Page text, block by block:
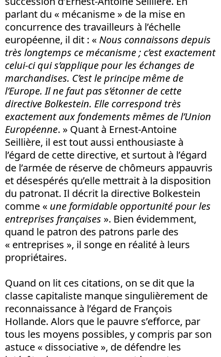
parlant du « mécanisme » de la mise en
concurrence des travailleurs à l’échelle
européenne, il dit : «Nous connaissons depuis
très longtemps ce mécanisme ; c’est exactement
celui-ci qui s’applique pour les échanges de
marchandises. C’est le principe même de
l’Europe. Il ne faut pas s’étonner de cette
directive Bolkestein. Elle correspond très
exactement aux fondements mêmes de l’Union
Européenne. » Quant à Ernest-Antoine
Seillière, il est tout aussi enthousiaste à
l’égard de cette directive, et surtout à l’égard
de l’armée de réserve de chômeurs appauvris
et désespérés qu’elle mettrait à la disposition
du patronat. Il décrit la directive Bolkestein
comme « une formidable opportunité pour les
entreprises françaises ». Bien évidemment,
quand le patron des patrons parle des
« entreprises », il songe en réalité à leurs
propriétaires.
Quand on lit ces citations, on se dit que la
classe capitaliste manque singulièrement de
reconnaissance à l’égard de François
Hollande. Alors que le pauvre s’efforce, par
tous les moyens possibles, y compris par son
astuce « dissociative », de défendre les